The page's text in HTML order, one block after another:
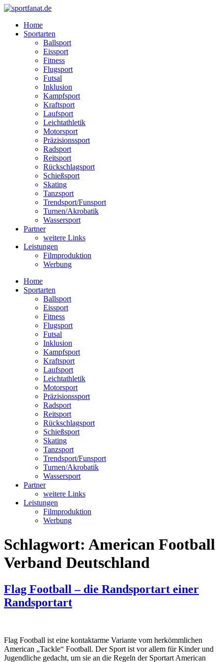
Zum
wechselnHome
Sportarten
Ballsport
Eissport
Fitness
Flugsport
Futsal
Inklusion
Kampfsport
Kraftsport
Laufsport
Leichtathletik
Motorsport
Präzisionssport
Radsport
Reitsport
Rückschlagsport
Schießsport
Skating
Tanzsport
Trendsport/Funsport
Turnen/Akrobatik
Wassersport
Partner
weitere Links
Leistungen
Filmproduktion
Werbung
Menü
Home
Sportarten
Ballsport
Eissport
Fitness
Flugsport
Futsal
Inklusion
Kampfsport
Kraftsport
Laufsport
Leichtathletik
Motorsport
Präzisionssport
Radsport
Reitsport
Rückschlagsport
Schießsport
Skating
Tanzsport
Trendsport/Funsport
Turnen/Akrobatik
Wassersport
Partner
weitere Links
Leistungen
Filmproduktion
Werbung
Schlagwort: American Football
Verband Deutschland
Flag Football – die Randsportart einer
Randsportart
Flag Football ist eine kontaktarme Variante vom herkömmlichen
American „Tackle“ Football. Der Sport ist vor allem für Kinder und
Jugendliche gedacht, um sie an die Regeln der Sportart American